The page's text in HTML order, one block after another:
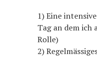
1) Eine
Tag an dem ich
Rolle)
2)